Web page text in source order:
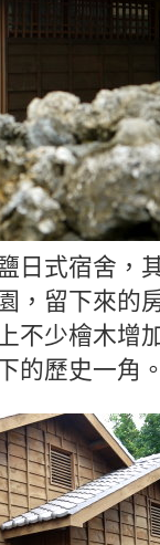
日式宿舍，
，留下來的
不少檜木增
的歷史一角